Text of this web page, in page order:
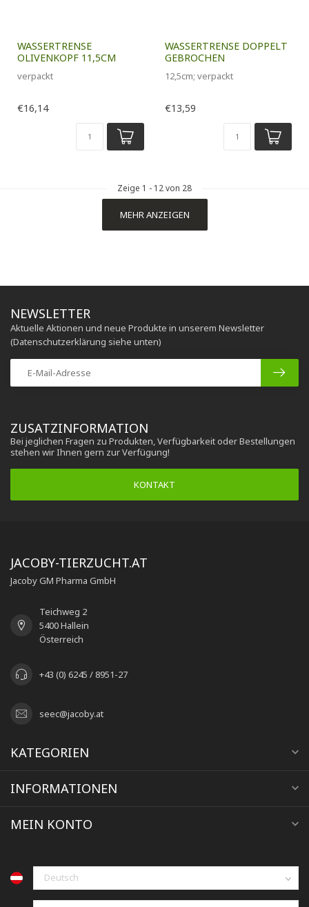
WASSERTRENSE
OLIVENKOPF 11,5CM
verpackt
€16,14
WASSERTRENSE DOPPELT
GEBROCHEN
12,5cm; verpackt
€13,59
Zeige 1 - 12von 28
MEHR ANZEIGEN
ZUSATZINFORMATION
Bei jeglichen Fragen zu Produkten, Verfügbarkeit oder Bestellungen
stehen wir Ihnen gern zur Verfügung!
KONTAKT
NEWSLETTER
Aktuelle Aktionen und neue Produkte in unserem Newsletter
(Datenschutzerklärung siehe unten)
JACOBY-TIERZUCHT.AT
Jacoby GM Pharma GmbH
Teichweg 2
5400 Hallein
Österreich
+43 (0) 6245 / 8951-27
seec@jacoby.at
KATEGORIEN
INFORMATIONEN
MEIN KONTO